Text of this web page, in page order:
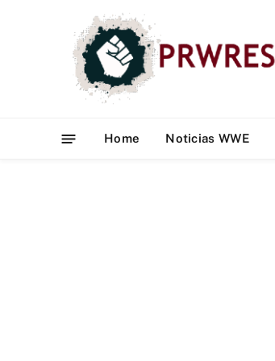
Home Noticias WWE